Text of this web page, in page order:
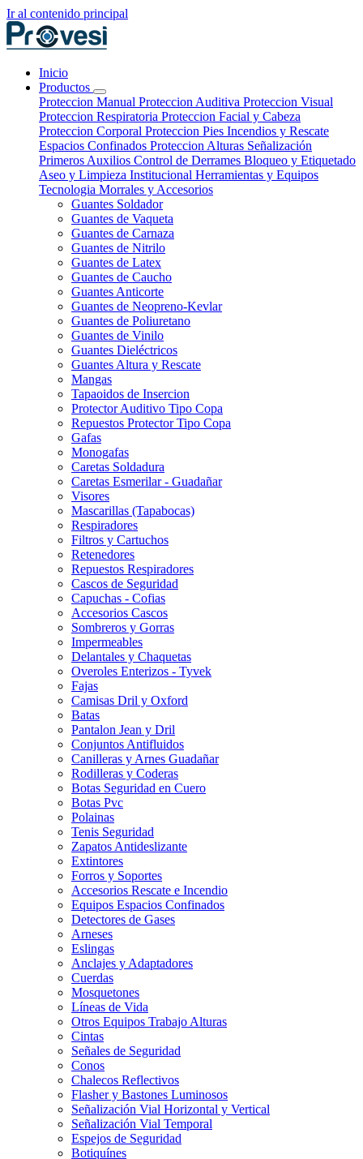
Ir al contenido principal
Inicio
Productos
Proteccion Manual Proteccion Auditiva Proteccion Visual
Proteccion Respiratoria Proteccion Facial y Cabeza
Proteccion Corporal Proteccion Pies Incendios y Rescate
Espacios Confinados Proteccion Alturas Señalización
Primeros Auxilios Control de Derrames Bloqueo y Etiquetado
Aseo y Limpieza Institucional Herramientas y Equipos
Tecnologia Morrales y Accesorios
Guantes Soldador
Guantes de Vaqueta
Guantes de Carnaza
Guantes de Nitrilo
Guantes de Latex
Guantes de Caucho
Guantes Anticorte
Guantes de Neopreno-Kevlar
Guantes de Poliuretano
Guantes de Vinilo
Guantes Dieléctricos
Guantes Altura y Rescate
Mangas
Tapaoidos de Insercion
Protector Auditivo Tipo Copa
Repuestos Protector Tipo Copa
Gafas
Monogafas
Caretas Soldadura
Caretas Esmerilar - Guadañar
Visores
Mascarillas (Tapabocas)
Respiradores
Filtros y Cartuchos
Retenedores
Repuestos Respiradores
Cascos de Seguridad
Capuchas - Cofias
Accesorios Cascos
Sombreros y Gorras
Impermeables
Delantales y Chaquetas
Overoles Enterizos - Tyvek
Fajas
Camisas Dril y Oxford
Batas
Pantalon Jean y Dril
Conjuntos Antifluidos
Canilleras y Arnes Guadañar
Rodilleras y Coderas
Botas Seguridad en Cuero
Botas Pvc
Polainas
Tenis Seguridad
Zapatos Antideslizante
Extintores
Forros y Soportes
Accesorios Rescate e Incendio
Equipos Espacios Confinados
Detectores de Gases
Arneses
Eslingas
Anclajes y Adaptadores
Cuerdas
Mosquetones
Líneas de Vida
Otros Equipos Trabajo Alturas
Cintas
Señales de Seguridad
Conos
Chalecos Reflectivos
Flasher y Bastones Luminosos
Señalización Vial Horizontal y Vertical
Señalización Vial Temporal
Espejos de Seguridad
Botiquínes